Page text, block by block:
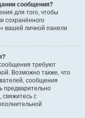
сообщения?
для того, чтобы
сохранённого
вашей личной панели
требуют
Возможно также, что
сообщения
предварительно
с